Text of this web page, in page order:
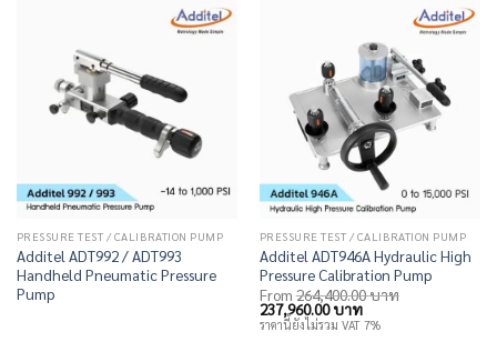
PRESSURE TEST / CALIBRATION PUMP
Additel ADT992 / ADT993
Handheld Pneumatic Pressure
Pump
PRESSURE TEST / CALIBRATION PUMP
Additel ADT946A Hydraulic High
Pressure Calibration Pump
From 264,400.00บาท
Original
price
237,960.00บาทCurrent
price
ราคานี้ยังไม่รวม VAT 7%